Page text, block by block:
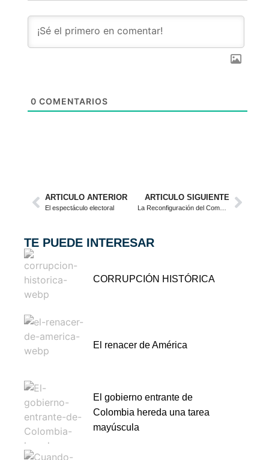
0 COMENTARIOS
ARTICULO ANTERIOR
El espectáculo electoral
ARTICULO SIGUIENTE
La Reconfiguración del Comportamiento Electoral en Colombia: Mediatización, Desalineación Partidista y el Declive de la Intermediación Tradicional.
TE PUEDE INTERESAR
CORRUPCIÓN HISTÓRICA
El renacer de América
El gobierno entrante de
Colombia hereda una tarea
mayúscula